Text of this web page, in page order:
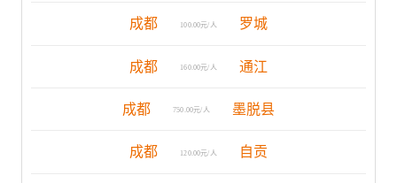
成都 100.00元/人 罗城
成都 160.00元/人 通江
成都 750.00元/人 墨脱县
成都 120.00元/人 自贡